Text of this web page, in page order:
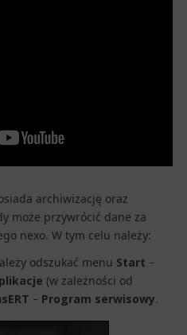
archiwizację oraz
może przywrócić dane za
nexo. W tym celu należy:
odszukać menu Start –
(w zależności od
– Program serwisowy.